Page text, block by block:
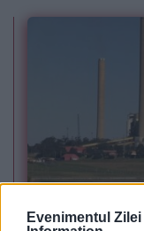
Evenimentul Zilei